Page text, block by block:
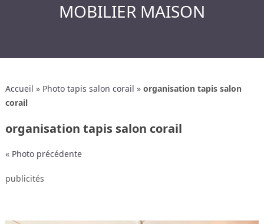
MOBILIER MAISON
Accueil » Photo tapis salon corail » organisation tapis salon
corail
organisation tapis salon corail
« Photo précédente
publicités